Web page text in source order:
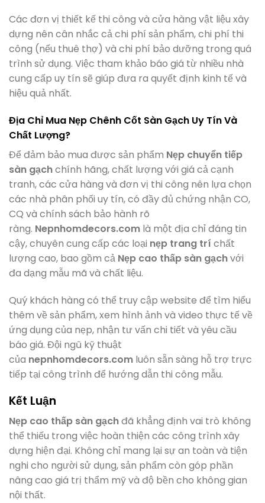
Các đơn vị thiết kế thi công và cửa hàng vật liệu xây
dựng nên cân nhắc cả chi phí sản phẩm, chi phí thi
công (nếu thuê thợ) và chi phí bảo dưỡng trong quá
trình sử dụng. Việc tham khảo báo giá từ nhiều nhà
cung cấp uy tín sẽ giúp đưa ra quyết định kinh tế và
hiệu quả nhất.
Địa Chỉ Mua Nẹp Chênh Cốt Sàn Gạch Uy Tín Và
Chất Lượng?
Để đảm bảo mua được sản phẩm Nẹp chuyển tiếp
sàn gạchchính hãng, chất lượng với giá cả cạnh
tranh, các cửa hàng và đơn vị thi công nên lựa chọn
các nhà phân phối uy tín, có đầy đủ chứng nhận CO,
CQ và chính sách bảo hành rõ
ràng. Nepnhomdecors.com là một địa chỉ đáng tin
cậy, chuyên cung cấp các loại nẹp trang trí chất
lượng cao, bao gồm cả Nẹp cao thấp sàn gạchvới
đa dạng mẫu mã và chất liệu.
Quý khách hàng có thể truy cập website để tìm hiểu
thêm về sản phẩm, xem hình ảnh và video thực tế về
ứng dụng của nẹp, nhận tư vấn chi tiết và yêu cầu
báo giá. Đội ngũ kỹ thuật
của nepnhomdecors.com luôn sẵn sàng hỗ trợ trực
tiếp tại công trình để hướng dẫn thi công mẫu.
Kết Luận
Nẹp cao thấp sàn gạchđã khẳng định vai trò không
thể thiếu trong việc hoàn thiện các công trình xây
dựng hiện đại. Không chỉ mang lại sự an toàn và tiện
nghi cho người sử dụng, sản phẩm còn góp phần
nâng cao giá trị thẩm mỹ và độ bền cho không gian
nội thất.